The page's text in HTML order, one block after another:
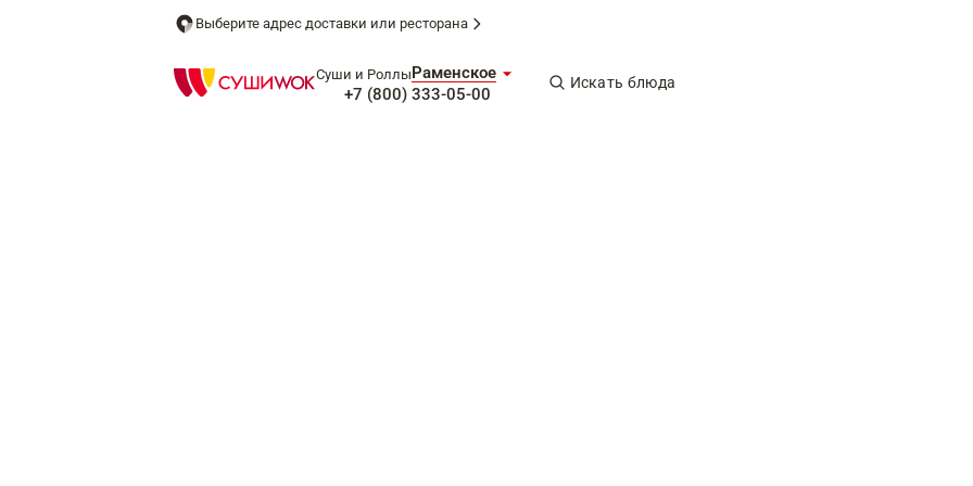
Выберите адрес доставки или ресторана
Суши и РоллыРаменское
+7 (800) 333-05-00
Искать блюда